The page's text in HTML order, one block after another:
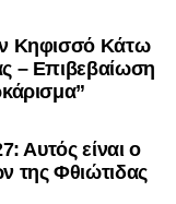
Κηφισσό Κάτω
– Επιβεβαίωση
Αυτός είναι ο
της Φθιώτιδας